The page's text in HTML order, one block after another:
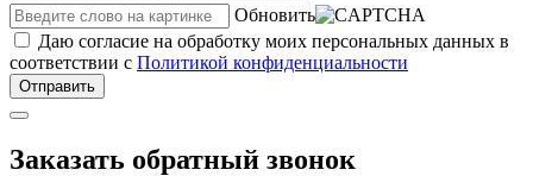
Обновить
Даю согласие на обработку моих персональных данных в
соответствии с Политикой конфиденциальности
Отправить
Заказать обратный звонок